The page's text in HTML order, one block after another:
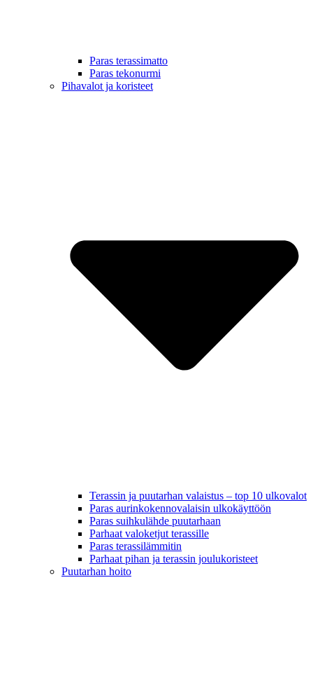
Paras terassimatto
Paras tekonurmi
Pihavalot ja koristeet
Terassin ja puutarhan valaistus – top 10 ulkovalot
Paras aurinkokennovalaisin ulkokäyttöön
Paras suihkulähde puutarhaan
Parhaat valoketjut terassille
Paras terassilämmitin
Parhaat pihan ja terassin joulukoristeet
Puutarhan hoito